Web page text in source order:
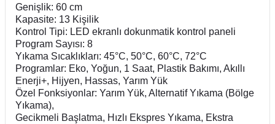
Genişlik: 60 cm
Kapasite: 13 Kişilik
Kontrol Tipi: LED ekranlı dokunmatik kontrol paneli
Program Sayısı: 8
Yıkama Sıcaklıkları: 45°C, 50°C, 60°C, 72°C
Programlar: Eko, Yoğun, 1 Saat, Plastik Bakımı, Akıllı
Enerji+, Hijyen, Hassas, Yarım Yük
Özel Fonksiyonlar: Yarım Yük, Alternatif Yıkama (Bölge
Yıkama),
Gecikmeli Başlatma, Hızlı Ekspres Yıkama, Ekstra